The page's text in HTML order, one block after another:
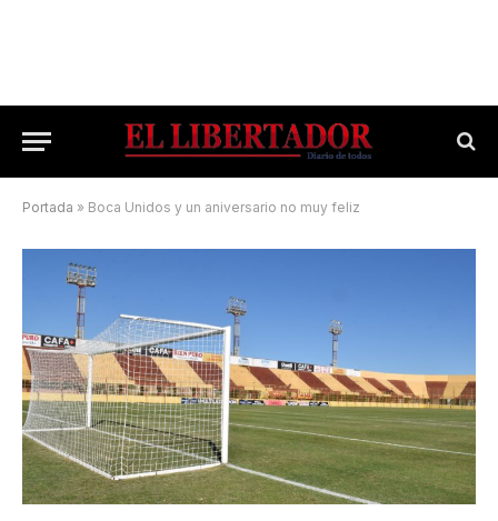
Portada » Boca Unidos y un aniversario no muy feliz